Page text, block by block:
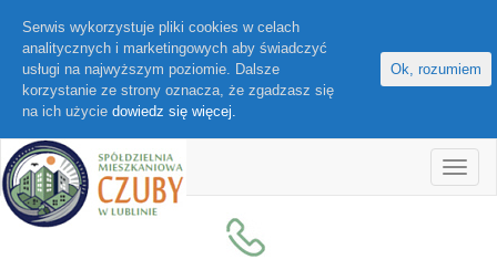
Serwis wykorzystuje pliki cookies w celach
analitycznych i marketingowych aby świadczyć
usługi na najwyższym poziomie. Dalsze
korzystanie ze strony oznacza, że zgadzasz się
na ich użycie dowiedz się więcej.
Ok, rozumiem